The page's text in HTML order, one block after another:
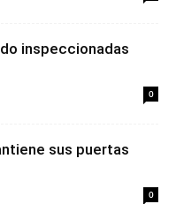
inspeccionadas
0
sus puertas
0